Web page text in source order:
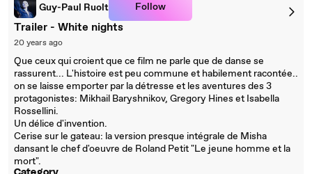
Guy-Paul Ruolt Follow
Trailer - White nights
20 years ago
Que ceux qui croient que ce film ne parle que de danse se
rassurent... L'histoire est peu commune et habilement racontée..
on se laisse emporter par la détresse et les aventures des 3
protagonistes: Mikhail Baryshnikov, Gregory Hines et Isabella
Rossellini.
Un délice d'invention.
Cerise sur le gateau: la version presque intégrale de Misha
dansant le chef d'oeuvre de Roland Petit "Le jeune homme et la
mort".